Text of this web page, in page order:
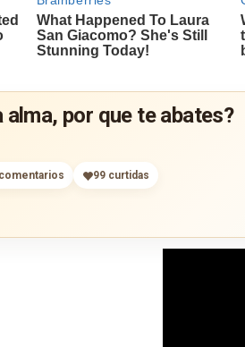
alma, por que te abates?
99 curtidas